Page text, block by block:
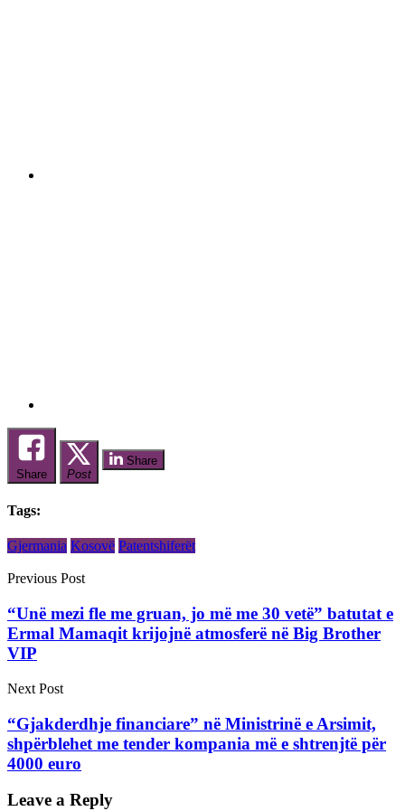
Share Post
Share
Tags:
Gjermania Kosovë Patentshiferët
Previous Post
“Unë mezi fle me gruan, jo më me 30 vetë” batutat e
Ermal Mamaqit krijojnë atmosferë në Big Brother
VIP
Next Post
“Gjakderdhje financiare” në Ministrinë e Arsimit,
shpërblehet me tender kompania më e shtrenjtë për
4000 euro
Leave a Reply